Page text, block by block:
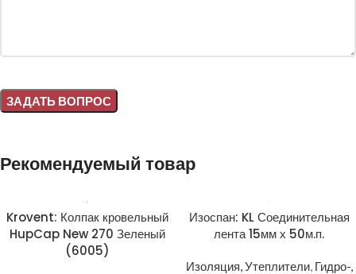
Рекомендуемый товар
Krovent: Колпак кровельный
HupCap New 270 Зеленый
(6005)
Изоспан: KL Соединительная
лента 15мм х 50м.п.
Изоляция, Утеплители, Гидро-,